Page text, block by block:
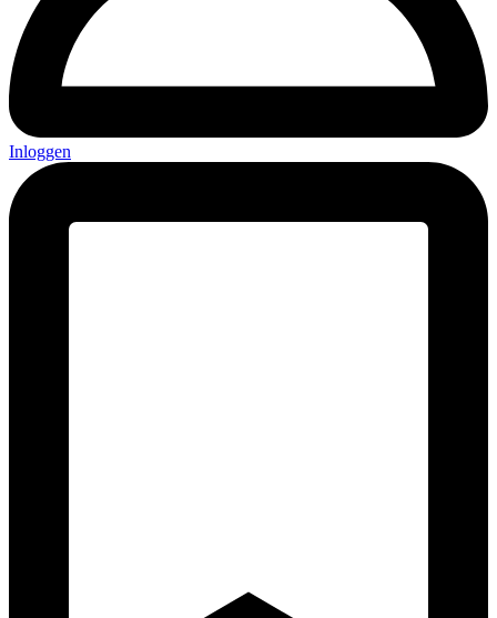
Inloggen